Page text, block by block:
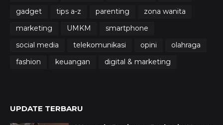
gadget
tips a-z parenting
zona wanita
marketing
UMKM
smartphone
social media
telekomunikasi opini
olahraga
fashion
keuangan digital & marketing
UPDATE TERBARU